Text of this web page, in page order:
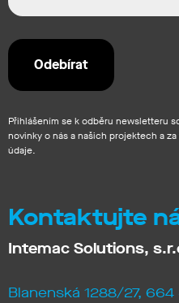
Přihlášením se k odběru newsletteru
novinky o nás a našich projektech a
údaje.
Kontaktujte
Intemac Solutions,
Blanenská 1288/27,